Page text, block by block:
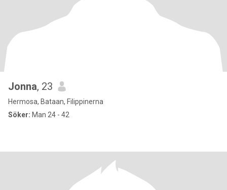
Jonna, 23
Hermosa, Bataan, Filippinerna
Söker: Man 24 - 42